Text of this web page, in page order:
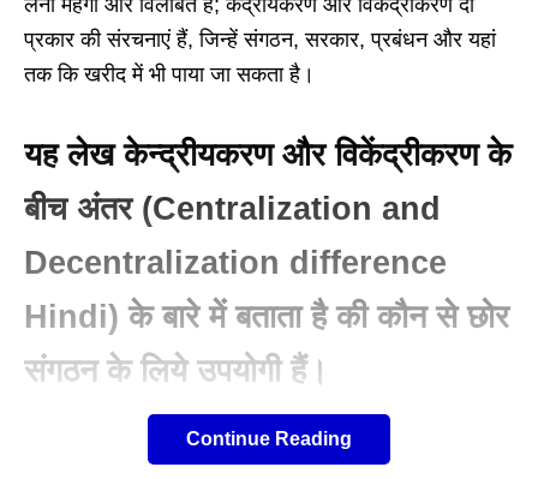
लेना महंगा और विलंबित है; केंद्रीयकरण और विकेंद्रीकरण दो
प्रकार की संरचनाएं हैं, जिन्हें संगठन, सरकार, प्रबंधन और यहां
तक ​​कि खरीद में भी पाया जा सकता है।
यह लेख केन्द्रीयकरण और विकेंद्रीकरण के
बीच अंतर (Centralization and
Decentralization difference
Hindi) के बारे में बताता है की कौन से छोर
संगठन के लिये उपयोगी हैं।
Table of Contents
प्राधिकरण के केंद्रीकरण का मतलब नियोजन और निर्णय लेने की
Continue Reading